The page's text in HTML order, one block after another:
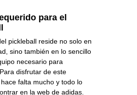
para el
pickleball reside no solo en
sino también en lo sencillo
necesario para
disfrutar de este
falta mucho y todo lo
en laweb de adidas